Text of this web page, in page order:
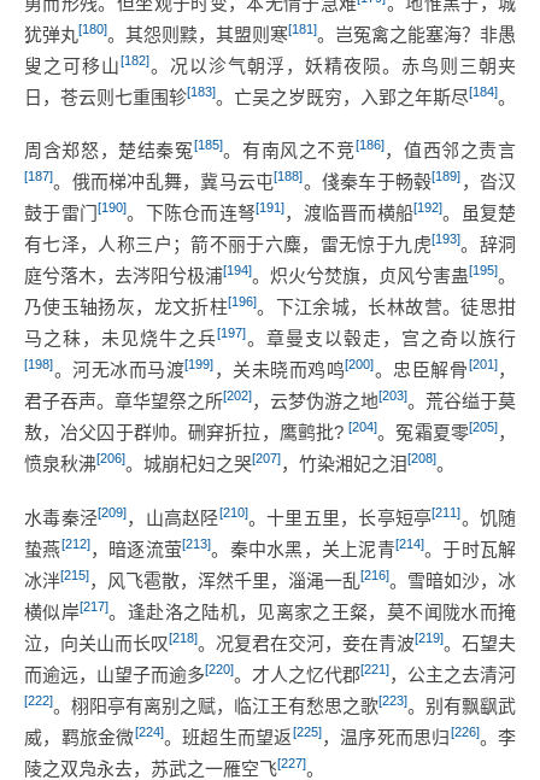
犹弹丸[180]。其怨则黩，其盟则寒[181]。岂冤禽之能塞海？非愚
叟之可移山[182]。况以沴气朝浮，妖精夜陨。赤鸟则三朝夹
日，苍云则七重围轸[183]。亡吴之岁既穷，入郢之年斯尽[184]。
周含郑怒，楚结秦冤 [185]。有南风之不竞[186]，值西邻之责言
[187]。俄而梯冲乱舞，冀马云屯[188]。俴秦车于畅毂[189] ，沓汉
鼓于雷门 [190]。下陈仓而连弩[191] ，渡临晋而横船[192]。虽复楚
有七泽，人称三户；箭不丽于六麋，雷无惊于九虎[193]。辞洞
庭兮落木，去涔阳兮极浦[194]。炽火兮焚旗，贞风兮害蛊[195]。
乃使玉轴扬灰，龙文折柱[196]。下江余城，长林故营。徒思拑
马之秣，未见烧牛之兵[197]。章曼支以毂走，宫之奇以族行
[198]。河无冰而马渡[199] ，关未晓而鸡鸣[200]。忠臣解骨 [201]，
君子吞声。章华望祭之所[202] ，云梦伪游之地[203]。荒谷缢于莫
敖，冶父囚于群帅。硎穽折拉，鹰鹯批?[204]。冤霜夏零[205]，
愤泉秋沸[206]。城崩杞妇之哭[207] ，竹染湘妃之泪 [208]。
水毒秦泾[209]，山高赵陉[210]。十里五里，长亭短亭[211]。饥随
蛰燕[212]，暗逐流萤[213]。秦中水黑，关上泥青[214]。于时瓦解
冰泮[215]，风飞雹散，浑然千里，淄渑一乱[216]。雪暗如沙，冰
横似岸[217]。逢赴洛之陆机，见离家之王粲，莫不闻陇水而掩
泣，向关山而长叹[218]。况复君在交河，妾在青波[219]。石望夫
而逾远，山望子而逾多[220]。才人之忆代郡[221]，公主之去清河
[222]。栩阳亭有离别之赋，临江王有愁思之歌[223]。别有飘飖武
威，羁旅金微[224]。班超生而望返[225]，温序死而思归[226]。李
陵之双凫永去，苏武之一雁空飞[227]。